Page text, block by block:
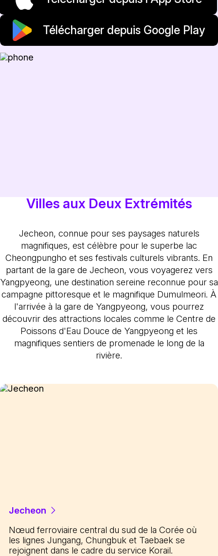
Télécharger depuis Google Play
Villes aux Deux Extrémités
Jecheon, connue pour ses paysages naturels
magnifiques, est célèbre pour le superbe lac
Cheongpungho et ses festivals culturels vibrants. En
partant de la gare de Jecheon, vous voyagerez vers
Yangpyeong, une destination sereine reconnue pour sa
campagne pittoresque et le magnifique Dumulmeori. À
l'arrivée à la gare de Yangpyeong, vous pourrez
découvrir des attractions locales comme le Centre de
Poissons d'Eau Douce de Yangpyeong et les
magnifiques sentiers de promenade le long de la
rivière.
Jecheon
Nœud ferroviaire central du sud de la Corée où
les lignes Jungang, Chungbuk et Taebaek se
rejoignent dans le cadre du service Korail.